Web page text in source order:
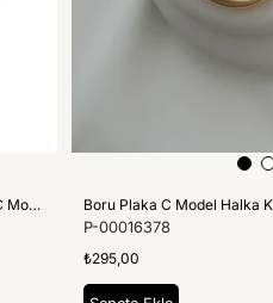
Boru Plaka C Model Halka KüpeBoru Plaka C Model Halka Küpe (Dış Genişlik: 5 Cm)
Boru Plaka C Model Halka
P-00016378
₺295,00